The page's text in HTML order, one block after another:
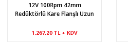
12V 100Rpm 42mm
Redüktörlü Kare Flanşlı Uzun
1.267,20 TL + KDV